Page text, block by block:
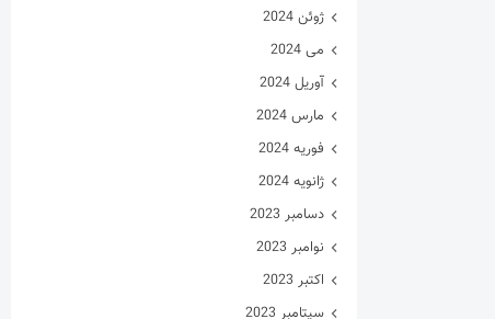
ژوئن 2024
می 2024
آوریل 2024
مارس 2024
فوریه 2024
ژانویه 2024
دسامبر 2023
نوامبر 2023
اکتبر 2023
سپتامبر 2023